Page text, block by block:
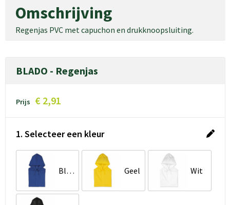
Omschrijving
Regenjas PVC met capuchon en drukknoopsluiting.
BLADO - Regenjas
Prijs € 2,91
1. Selecteer een kleur
Blauw Geel Wit